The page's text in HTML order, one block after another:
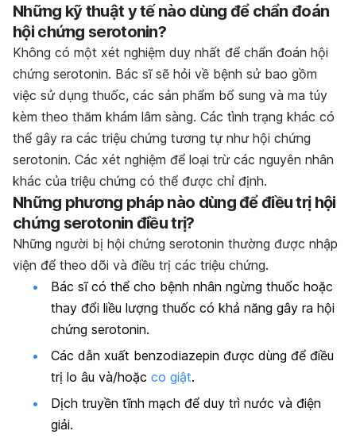
Những kỹ thuật y tế nào dùng để chẩn đoán
hội chứng serotonin?
Không có một xét nghiệm duy nhất để chẩn đoán hội
chứng serotonin. Bác sĩ sẽ hỏi về bệnh sử bao gồm
việc sử dụng thuốc, các sản phẩm bổ sung và ma túy
kèm theo thăm khám lâm sàng. Các tình trạng khác có
thể gây ra các triệu chứng tương tự như hội chứng
serotonin. Các xét nghiệm để loại trừ các nguyên nhân
khác của triệu chứng có thể được chỉ định.
Những phương pháp nào dùng để điều trị hội
chứng serotonin điều trị?
Những người bị hội chứng serotonin thường được nhập
viện để theo dõi và điều trị các triệu chứng.
Bác sĩ có thể cho bệnh nhân ngừng thuốc hoặc
thay đổi liều lượng thuốc có khả năng gây ra hội
chứng serotonin.
Các dẫn xuất benzodiazepin được dùng để điều
trị lo âu và/hoặc co giật.
Dịch truyền tĩnh mạch để duy trì nước và điện
giải.